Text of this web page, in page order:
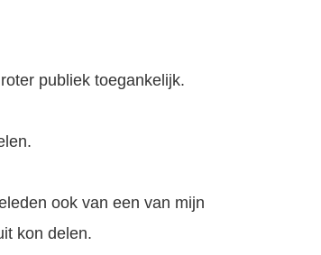
publiek toegankelijk.
ook van een van mijn
kon delen.